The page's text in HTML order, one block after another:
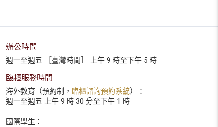
辦公時間
週一至週五 ［臺灣時間］ 上午 9 時至下午 5 時
臨櫃服務時間
海外教育（預約制， 臨櫃諮詢預約系統）：
週一至週五 上午 9 時 30 分至下午 1 時
國際學生：